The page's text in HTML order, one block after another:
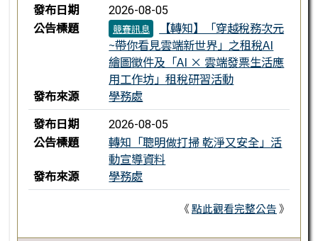
發布日期
2026-08-05
公告標題 競賽訊息
【轉知】「穿越稅務次元
~帶你看見雲端新世界」之租稅AI
繪圖徵件及「AI × 雲端發票生活應
用工作坊」租稅研習活動
發布來源
學務處
發布日期
2026-08-05
公告標題
轉知「聰明做打掃 乾淨又安全」活
動宣導資料
發布來源
學務處
《點此觀看完整公告》